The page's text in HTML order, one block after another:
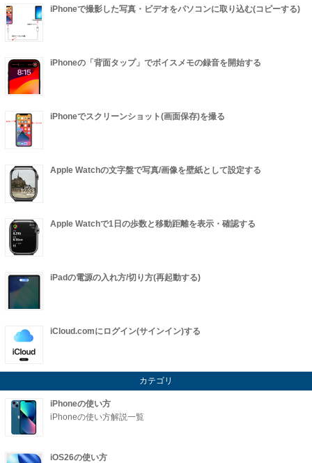
iPhoneで撮影した写真・ビデオをパソコンに取り込む(コピーする)
iPhoneの「背面タップ」でボイスメモの録音を開始する
iPhoneでスクリーンショット(画面保存)を撮る
Apple Watchの文字盤で写真/画像を壁紙として設定する
Apple Watchで1日の歩数と移動距離を表示・確認する
iPadの電源の入れ方/切り方(再起動する)
iCloud.comにログイン(サインイン)する
カテゴリ
iPhoneの使い方
iPhoneの使い方解説一覧
iOS26の使い方